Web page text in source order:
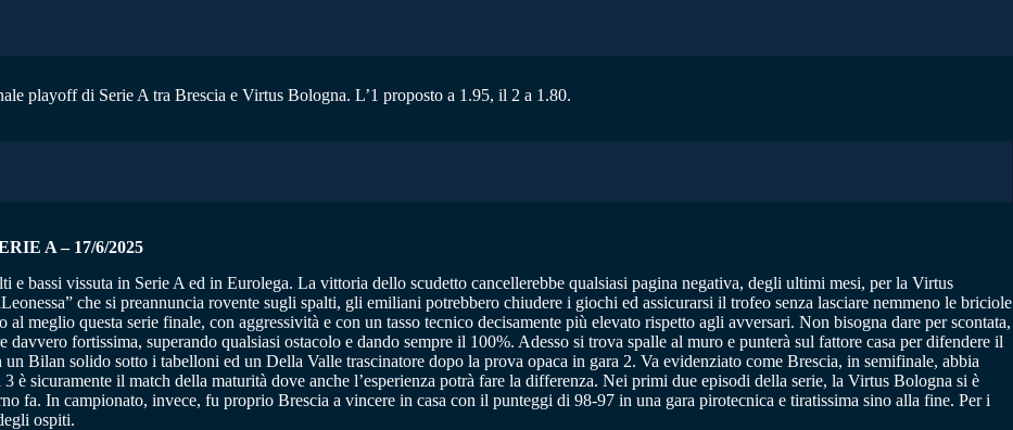
playoff di Serie A tra Brescia e Virtus Bologna. L’1 proposto a 1.95, il 2 a 1.80.
A – 17/6/2025
e bassi vissuta in Serie A ed in Eurolega. La vittoria dello scudetto cancellerebbe qualsiasi pagina negativa, degli ultimi mesi, per la Virtus
che si preannuncia rovente sugli spalti, gli emiliani potrebbero chiudere i giochi ed assicurarsi il trofeo senza lasciare nemmeno le briciole
meglio questa serie finale, con aggressività e con un tasso tecnico decisamente più elevato rispetto agli avversari. Non bisogna dare per scontata,
fortissima, superando qualsiasi ostacolo e dando sempre il 100%. Adesso si trova spalle al muro e punterà sul fattore casa per difendere il
Bilan solido sotto i tabelloni ed un Della Valle trascinatore dopo la prova opaca in gara 2. Va evidenziato come Brescia, in semifinale, abbia
è sicuramente il match della maturità dove anche l’esperienza potrà fare la differenza. Nei primi due episodi della serie, la Virtus Bologna si è
fa. In campionato, invece, fu proprio Brescia a vincere in casa con il punteggi di 98-97 in una gara pirotecnica e tiratissima sino alla fine. Per i
ospiti.